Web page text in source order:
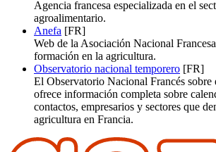
Agencia francesa especializada en el
agroalimentario.
Anefa [FR]
Web de la Asociación Nacional
formación en la agricultura.
Observatorio nacional temporero [FR]
El Observatorio Nacional Francés sobre
ofrece información completa sobre
contactos, empresarios y sectores que
agricultura en Francia.